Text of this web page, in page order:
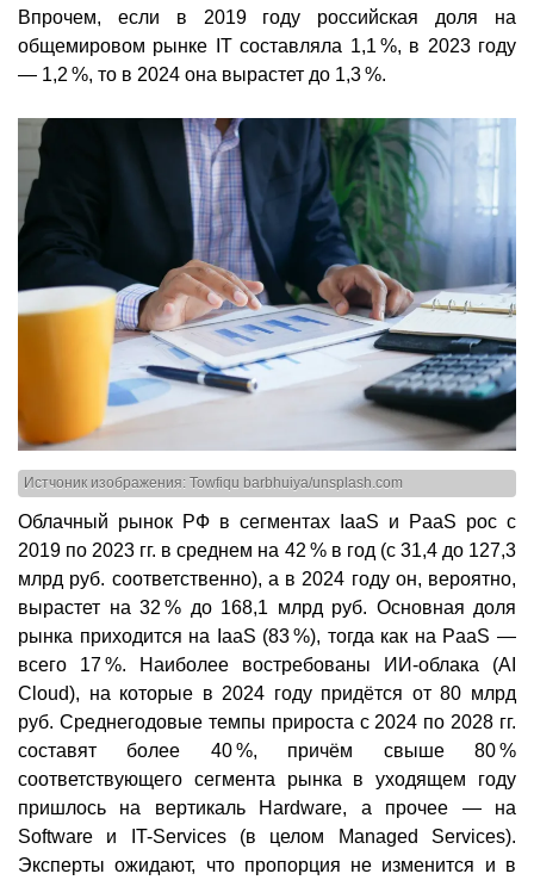
Впрочем, если в 2019 году российская доля на
общемировом рынке IT составляла 1,1 %, в 2023 году
— 1,2 %, то в 2024 она вырастет до 1,3 %.
Истчоник изображения: Towfiqu barbhuiya/unsplash.com
Облачный рынок РФ в сегментах IaaS и PaaS рос с
2019 по 2023 гг. в среднем на 42 % в год (с 31,4 до 127,3
млрд руб. соответственно), а в 2024 году он, вероятно,
вырастет на 32 % до 168,1 млрд руб. Основная доля
рынка приходится на IaaS (83 %), тогда как на PaaS —
всего 17 %. Наиболее востребованы ИИ-облака (AI
Cloud), на которые в 2024 году придётся от 80 млрд
руб. Среднегодовые темпы прироста с 2024 по 2028 гг.
составят более 40 %, причём свыше 80 %
соответствующего сегмента рынка в уходящем году
пришлось на вертикаль Hardware, а прочее — на
Software и IT-Services (в целом Managed Services).
Эксперты ожидают, что пропорция не изменится и в